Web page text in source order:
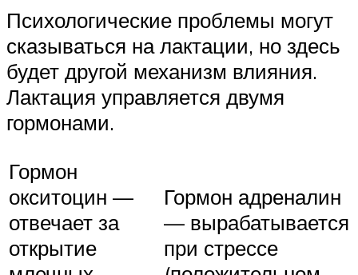
Психологические проблемы могут
сказываться на лактации, но здесь
будет другой механизм влияния.
Лактация управляется двумя
гормонами.
Гормон
окситоцин —
отвечает за
открытие
Гормон адреналин
— вырабатывается
при стрессе